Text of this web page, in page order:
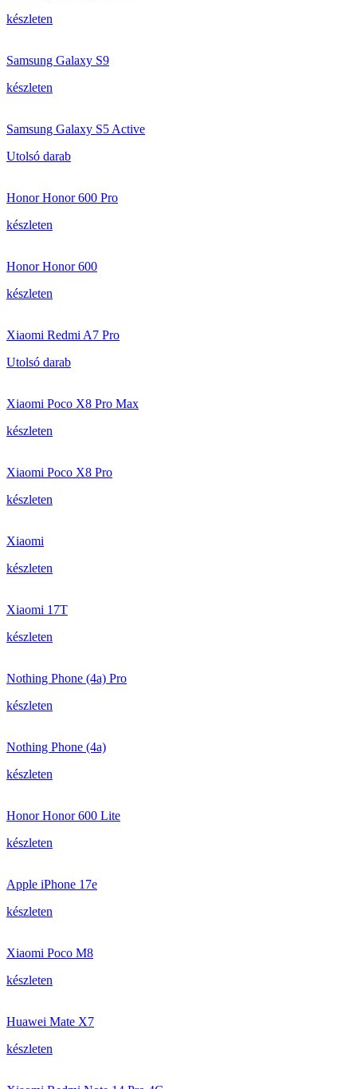
készleten
Samsung Galaxy S9
készleten
Samsung Galaxy S5 Active
Utolsó darab
Honor Honor 600 Pro
készleten
Honor Honor 600
készleten
Xiaomi Redmi A7 Pro
Utolsó darab
Xiaomi Poco X8 Pro Max
készleten
Xiaomi Poco X8 Pro
készleten
Xiaomi
készleten
Xiaomi 17T
készleten
Nothing Phone (4a) Pro
készleten
Nothing Phone (4a)
készleten
Honor Honor 600 Lite
készleten
Apple iPhone 17e
készleten
Xiaomi Poco M8
készleten
Huawei Mate X7
készleten